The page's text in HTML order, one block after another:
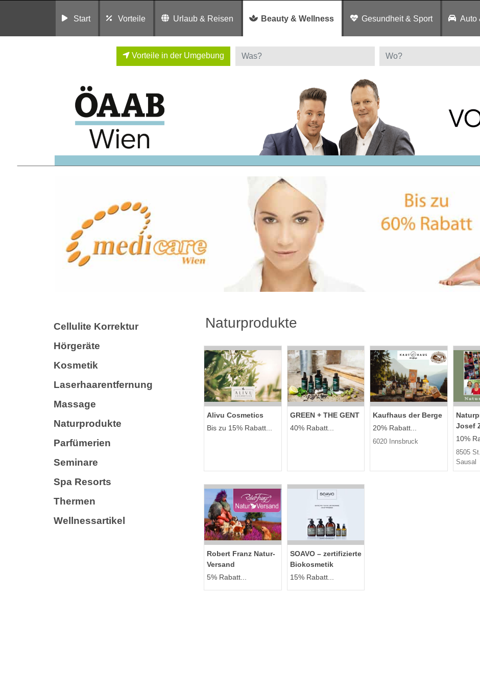
Start Vorteile Urlaub & Reisen Beauty & Wellness Gesundheit & Sport Auto
Vorteile in der Umgebung
Cellulite Korrektur
Hörgeräte
Kosmetik
Laserhaarentfernung
Massage
Naturprodukte
Parfümerien
Seminare
Spa Resorts
Thermen
Wellnessartikel
Naturprodukte
Alivu Cosmetics
Bis zu 15% Rabatt...
GREEN + THE GENT
40% Rabatt...
Kaufhaus der Berge
20% Rabatt...
6020 Innsbruck
Josef
10%
8505
Sausal
Robert Franz Natur-
Versand
5% Rabatt...
SOAVO – zertifizierte
Biokosmetik
15% Rabatt...